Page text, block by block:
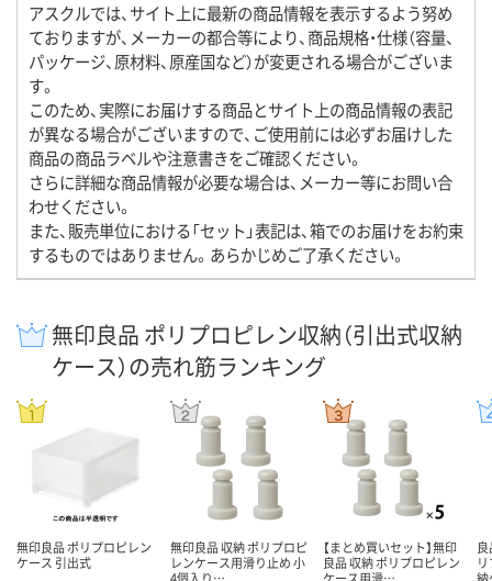
アスクルでは、サイト上に最新の商品情報を表示するよう努め
ておりますが、メーカーの都合等により、商品規格・仕様（容量、
パッケージ、原材料、原産国など）が変更される場合がございま
す。
このため、実際にお届けする商品とサイト上の商品情報の表記
が異なる場合がございますので、ご使用前には必ずお届けした
商品の商品ラベルや注意書きをご確認ください。
さらに詳細な商品情報が必要な場合は、メーカー等にお問い合
わせください。
また、販売単位における「セット」表記は、箱でのお届けをお約束
するものではありません。あらかじめご了承ください。
無印良品 ポリプロピレン収納（引出式収納
ケース）の売れ筋ランキング
無印良品 ポリプロピレン
ケース 引出式
無印良品 収納 ポリプロピ
レンケース用滑り止め 小
【まとめ買いセット】無印
良品 収納 ポリプロピレン